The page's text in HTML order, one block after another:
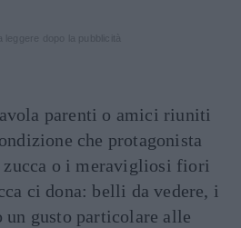
parenti o amici riuniti
che protagonista
zucca o i meravigliosi fiori
ci dona: belli da vedere, i
gusto particolare alle